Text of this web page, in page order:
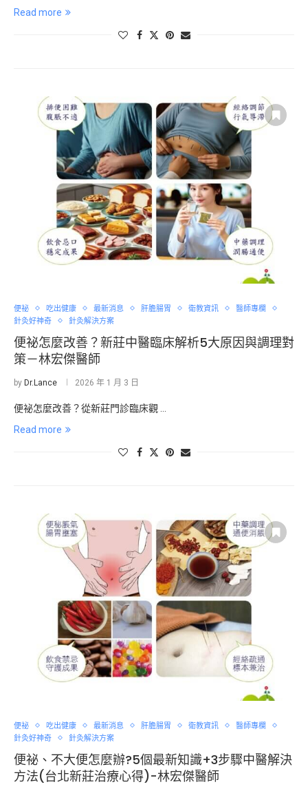
Read more
便祕 吃出健康 最新消息 肝膽腸胃 衛教資訊
醫師專欄
針灸好神奇
針灸解決方案
便祕怎麼改善？新莊中醫臨床解析5大原因與調理對
策－林宏傑醫師
by Dr.Lance 2026 年 1 月 3 日
便祕怎麼改善？從新莊門診臨床觀 …
Read more
便祕 吃出健康 最新消息 肝膽腸胃 衛教資訊
醫師專欄
針灸好神奇
針灸解決方案
便祕、不大便怎麼辦?5個最新知識+3步驟中醫解決
方法(台北新莊治療心得)-林宏傑醫師